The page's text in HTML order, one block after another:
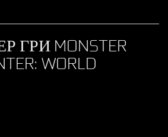
ГРИ MONSTER
WORLD